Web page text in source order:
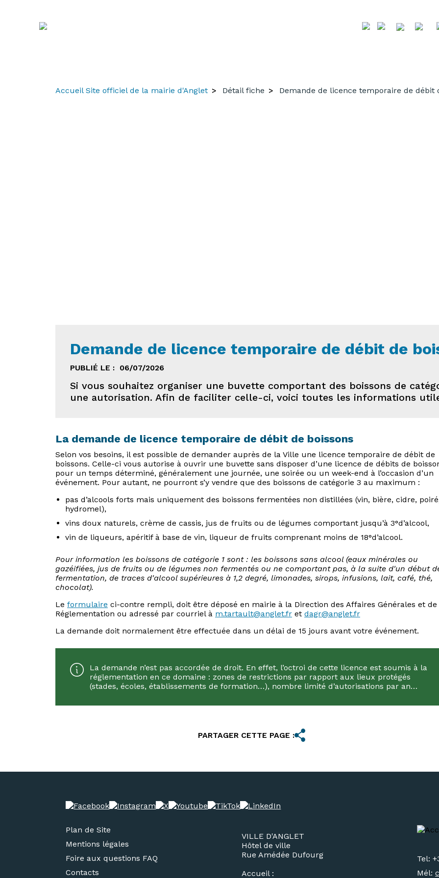
Accueil Site officiel de la mairie d'Anglet Détail fiche Demande de licence temporaire de débit
Demande de licence temporaire de débit de
PUBLIÉ LE : 06/07/2026
Si vous souhaitez organiser une buvette comportant des boissons de
une autorisation. Afin de faciliter celle-ci, voici toutes les informations
La demande de licence temporaire de débit de boissons
Selon vos besoins, il est possible de demander auprès de la Ville une licence temporaire de débit de
boissons. Celle-ci vous autorise à ouvrir une buvette sans disposer d’une licence de débits de
pour un temps déterminé, généralement une journée, une soirée ou un week-end à l’occasion d’un
événement. Pour autant, ne pourront s’y vendre que des boissons de catégorie 3 au maximum :
pas d’alcools forts mais uniquement des boissons fermentées non distillées (vin, bière, cidre,
hydromel),
vins doux naturels, crème de cassis, jus de fruits ou de légumes comportant jusqu’à 3°d’alcool,
vin de liqueurs, apéritif à base de vin, liqueur de fruits comprenant moins de 18°d’alcool.
Pour information les boissons de catégorie 1 sont : les boissons sans alcool (eaux minérales ou
gazéifiées, jus de fruits ou de légumes non fermentés ou ne comportant pas, à la suite d'un début
fermentation, de traces d'alcool supérieures à 1,2 degré, limonades, sirops, infusions, lait, café, thé,
chocolat).
Le formulaire ci-contre rempli, doit être déposé en mairie à la Direction des Affaires Générales et de
Réglementation ou adressé par courriel à m.tartault@anglet.fr et dagr@anglet.fr
La demande doit normalement être effectuée dans un délai de 15 jours avant votre événement.
La demande n’est pas accordée de droit. En effet, l’octroi de cette licence est soumis à la
réglementation en ce domaine : zones de restrictions par rapport aux lieux protégés
(stades, écoles, établissements de formation…), nombre limité d’autorisations par an…
PARTAGER CETTE PAGE :
Plan de Site
Mentions légales
Foire aux questions FAQ
Contacts
VILLE D'ANGLET
Hôtel de ville
Rue Amédée Dufourg
Accueil :
Tel:
Mél: